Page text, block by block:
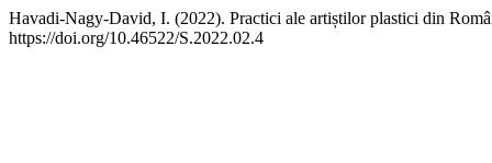
Havadi-Nagy-David, I. (2022). Practici ale artiștilor plastici din
https://doi.org/10.46522/S.2022.02.4